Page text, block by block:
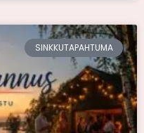
SINKKUTAPAHTUMA